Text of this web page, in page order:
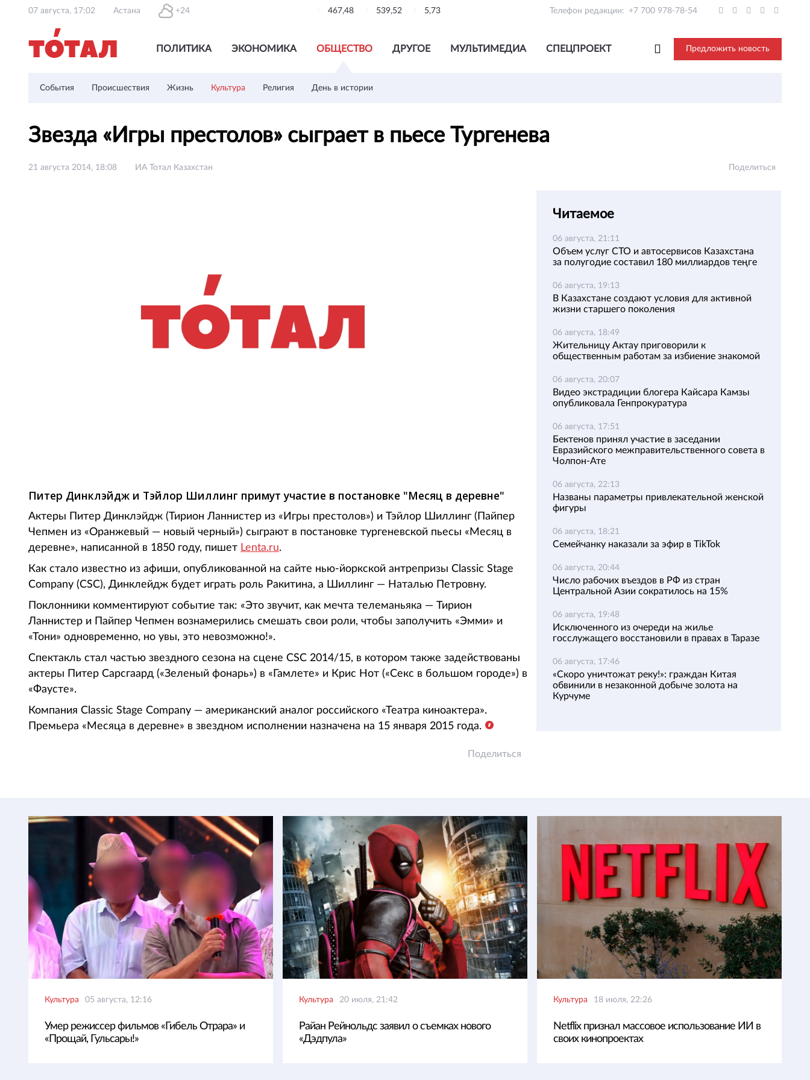
07 августа, 17:02 Астана +24 467,48 539,52 5,73 Телефон редакции: +7 700 978-78-54
ПОЛИТИКА ЭКОНОМИКА ОБЩЕСТВО ДРУГОЕ МУЛЬТИМЕДИА СПЕЦПРОЕКТ Предложить новость
События Происшествия Жизнь Культура Религия День в истории
Звезда «Игры престолов» сыграет в пьесе Тургенева
21 августа 2014, 18:08 ИА Тотал Казахстан Поделиться
Питер Динклэйдж и Тэйлор Шиллинг примут участие в постановке "Месяц в деревне"
Актеры Питер Динклэйдж (Тирион Ланнистер из «Игры престолов») и Тэйлор Шиллинг (Пайпер
Чепмен из «Оранжевый — новый черный») сыграют в постановке тургеневской пьесы «Месяц в
деревне», написанной в 1850 году, пишет Lenta.ru.
Как стало известно из афиши, опубликованной на сайте нью-йоркской антрепризы Classic Stage
Company (CSC), Динклейдж будет играть роль Ракитина, а Шиллинг — Наталью Петровну.
Поклонники комментируют событие так: «Это звучит, как мечта телеманьяка — Тирион
Ланнистер и Пайпер Чепмен вознамерились смешать свои роли, чтобы заполучить «Эмми» и
«Тони» одновременно, но увы, это невозможно!».
Спектакль стал частью звездного сезона на сцене CSC 2014/15, в котором также задействованы
актеры Питер Сарсгаард («Зеленый фонарь») в «Гамлете» и Крис Нот («Секс в большом городе») в
«Фаусте».
Компания Classic Stage Company — американский аналог российского «Театра киноактера».
Премьера «Месяца в деревне» в звездном исполнении назначена на 15 января 2015 года.
Поделиться
Читаемое
06 августа, 21:11
Объем услуг СТО и автосервисов Казахстана
за полугодие составил 180 миллиардов теңге
06 августа, 19:13
В Казахстане создают условия для активной
жизни старшего поколения
06 августа, 18:49
Жительницу Актау приговорили к
общественным работам за избиение знакомой
06 августа, 20:07
Видео экстрадиции блогера Кайсара Камзы
опубликовала Генпрокуратура
06 августа, 17:51
Бектенов принял участие в заседании
Евразийского межправительственного совета в
Чолпон-Ате
06 августа, 22:13
Названы параметры привлекательной женской
фигуры
06 августа, 18:21
Семейчанку наказали за эфир в TikTok
06 августа, 20:44
Число рабочих въездов в РФ из стран
Центральной Азии сократилось на 15%
06 августа, 19:48
Исключенного из очереди на жилье
госслужащего восстановили в правах в Таразе
06 августа, 17:46
«Скоро уничтожат реку!»: граждан Китая
обвинили в незаконной добыче золота на
Курчуме
Культура 05 августа, 12:16
Умер режиссер фильмов «Гибель Отрара» и
«Прощай, Гульсары!»
Культура 20 июля, 21:42
Райан Рейнольдс заявил о съемках нового
«Дэдпула»
Культура 18 июля, 22:26
Netflix признал массовое использование ИИ в
своих кинопроектах